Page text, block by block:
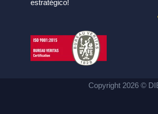
estratégico!
Copyright 2026 ©